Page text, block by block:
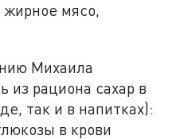
жирное мясо,
Михаила
из рациона сахар в
так и в напитках):
в крови